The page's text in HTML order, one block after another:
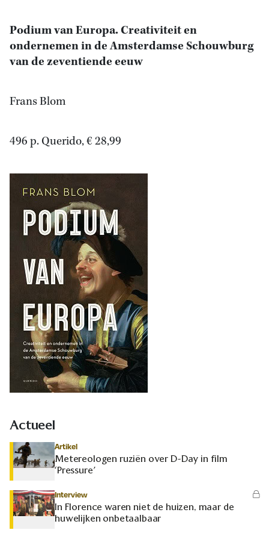
Podium van Europa. Creativiteit en
ondernemen in de Amsterdamse Schouwburg
van de zeventiende eeuw
Frans Blom
496 p. Querido, € 28,99
Actueel
Artikel
Metereologen ruziën over D-Day in film
‘Pressure’
Interview
In Florence waren niet de huizen, maar de
huwelijken onbetaalbaar